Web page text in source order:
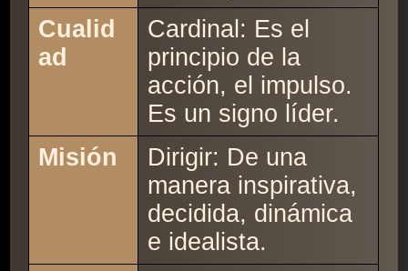
Cualid
ad
Cardinal: Es el
principio de la
acción, el impulso.
Es un signo líder.
Misión
Dirigir: De una
manera inspirativa,
decidida, dinámica
e idealista.